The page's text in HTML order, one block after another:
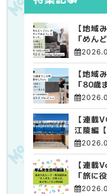
【地域
「めん
よう」
自由な
【地域
「80歳
い」 標
【連載
江陵編
時間 ―
【連載
「旅に
尾につ